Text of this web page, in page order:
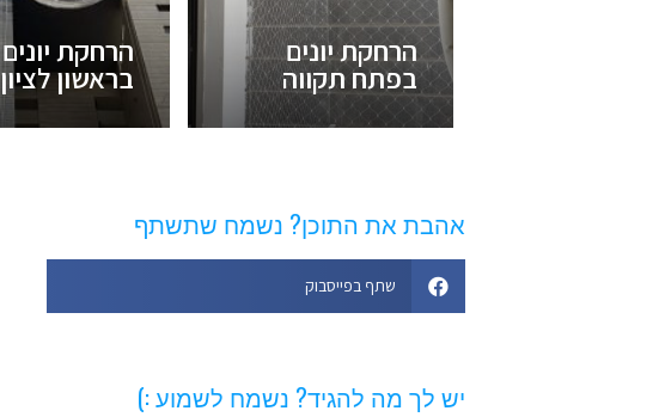
הרחקת יונים
בפתח תקווה
הרחקת יונים
בראשון לציון
אהבת את התוכן? נשמח שתשתף
שתף בפייסבוק
יש לך מה להגיד? נשמח לשמוע :)